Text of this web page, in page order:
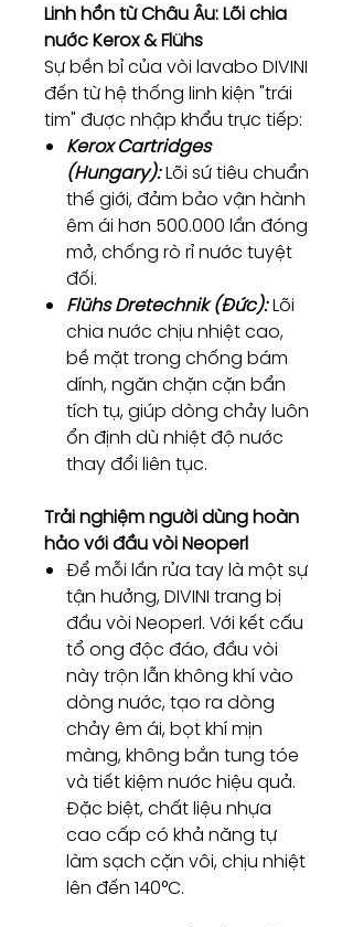
Linh hồn từ Châu Âu: Lõi chia
nước Kerox & Flühs
Sự bền bỉ của vòi lavabo DIVINI
đến từ hệ thống linh kiện "trái
tim" được nhập khẩu trực tiếp:
Kerox Cartridges
(Hungary):Lõi sứ tiêu chuẩn
thế giới, đảm bảo vận hành
êm ái hơn 500.000 lần đóng
mở, chống rò rỉ nước tuyệt
đối.
Flühs Dretechnik (Đức):Lõi
chia nước chịu nhiệt cao,
bề mặt trong chống bám
dính, ngăn chặn cặn bẩn
tích tụ, giúp dòng chảy luôn
ổn định dù nhiệt độ nước
thay đổi liên tục.
Trải nghiệm người dùng hoàn
hảo với đầu vòi Neoperl
Để mỗi lần rửa tay là một sự
tận hưởng, DIVINI trang bị
đầu vòi Neoperl. Với kết cấu
tổ ong độc đáo, đầu vòi
này trộn lẫn không khí vào
dòng nước, tạo ra dòng
chảy êm ái, bọt khí mịn
màng, không bắn tung tóe
và tiết kiệm nước hiệu quả.
Đặc biệt, chất liệu nhựa
cao cấp có khả năng tự
làm sạch cặn vôi, chịu nhiệt
lên đến 140°C.